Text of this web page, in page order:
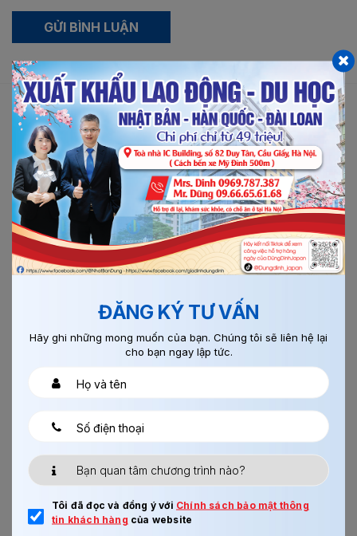
GỬI BÌNH LUẬN
BÀI VIẾT LIÊN QUAN
28/04/2026 0
Chi tiết
HƯỚNG DẪN NHẬP CẢNH NHẬT BẢN CHO NGƯỜI
LẦN ĐẦU...
✈️ Bước 1: Khai báo online trước khi bay bằng Visit Japan
Web Hiện nay, Nhật Bản khuyến khích người nước ngoài
khai thông tin nhập...
Xem thêm
ĐĂNG KÝ TƯ VẤN
Hãy ghi những mong muốn của bạn. Chúng tôi sẽ liên hệ lại
cho bạn ngay lập tức.
Tôi đã đọc và đồng ý với Chính sách bảo mật thông
tin khách hàng của website